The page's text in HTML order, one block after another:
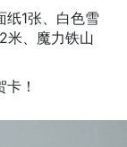
1张、白色雪
米、魔力铁山
！